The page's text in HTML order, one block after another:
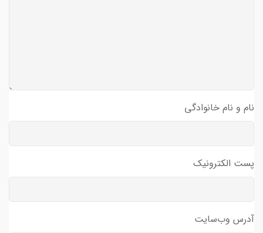
نام و نام خانوادگی
پست الکترونیک
آدرس وب‌سایت